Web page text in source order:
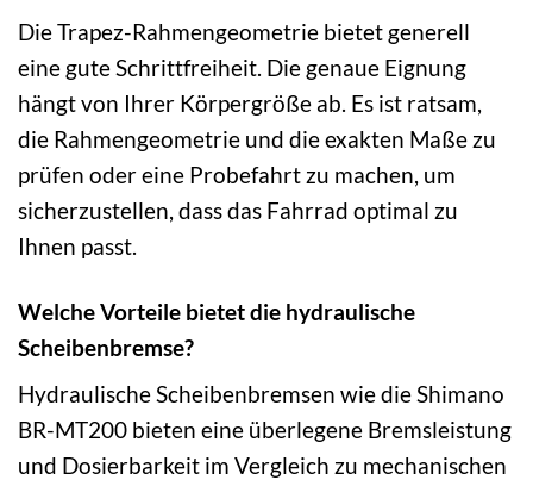
Die Trapez-Rahmengeometrie bietet generell
eine gute Schrittfreiheit. Die genaue Eignung
hängt von Ihrer Körpergröße ab. Es ist ratsam,
die Rahmengeometrie und die exakten Maße zu
prüfen oder eine Probefahrt zu machen, um
sicherzustellen, dass das Fahrrad optimal zu
Ihnen passt.
Welche Vorteile bietet die hydraulische
Scheibenbremse?
Hydraulische Scheibenbremsen wie die Shimano
BR-MT200 bieten eine überlegene Bremsleistung
und Dosierbarkeit im Vergleich zu mechanischen